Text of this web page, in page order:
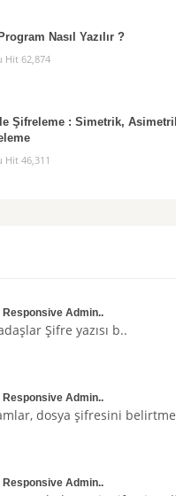
Nasıl Yazılır ?
Hit 62,874
Şifreleme : Simetrik,
Hit 46,311
Responsive Admin..
Şifre yazısı b..
Responsive Admin..
dosya şifresini
Responsive Admin..